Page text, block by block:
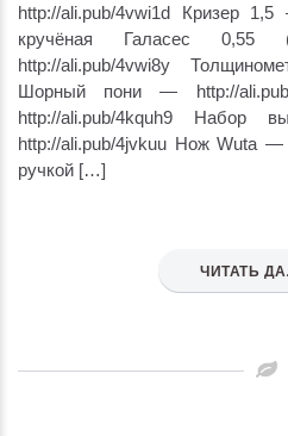
http://ali.pub/4vwi1d Кризер
кручёная Галасес 0,55
http://ali.pub/4vwi8y
Шорный пони — http://
http://ali.pub/4kquh9 Набор
http://ali.pub/4jvkuu Нож Wuta —
ручкой […]
ЧИТАТЬ